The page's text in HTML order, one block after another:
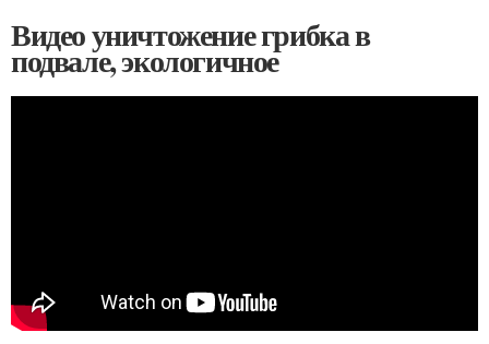
Видео уничтожение грибка в
подвале, экологичное